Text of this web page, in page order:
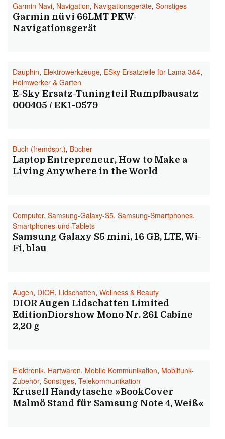
Garmin Navi, Navigation, Navigationsgeräte, Sonstiges
Garmin nüvi 66LMT PKW-
Navigationsgerät
Dauphin, Elektrowerkzeuge, ESky Ersatzteile für Lama 3&4,
Heimwerker & Garten
E-Sky Ersatz-Tuningteil Rumpfbausatz
000405 / EK1-0579
Buch (fremdspr.), Bücher
Laptop Entrepreneur, How to Make a
Living Anywhere in the World
Computer, Samsung-Galaxy-S5, Samsung-Smartphones,
Smartphones-und-Tablets
Samsung Galaxy S5 mini, 16 GB, LTE, Wi-
Fi, blau
Augen, DIOR, Lidschatten, Wellness & Beauty
DIOR Augen Lidschatten Limited
EditionDiorshow Mono Nr. 261 Cabine
2,20 g
Elektronik, Hartwaren, Mobile Kommunikation, Mobilfunk-
Zubehör, Sonstiges, Telekommunikation
Krusell Handytasche »BookCover
Malmö Stand für Samsung Note 4, Weiß«